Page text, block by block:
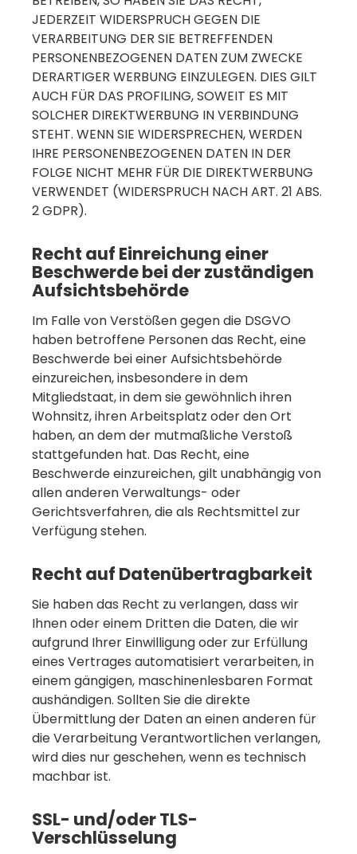
JEDERZEIT WIDERSPRUCH GEGEN DIE
VERARBEITUNG DER SIE BETREFFENDEN
PERSONENBEZOGENEN DATEN ZUM ZWECKE
DERARTIGER WERBUNG EINZULEGEN. DIES GILT
AUCH FÜR DAS PROFILING, SOWEIT ES MIT
SOLCHER DIREKTWERBUNG IN VERBINDUNG
STEHT. WENN SIE WIDERSPRECHEN, WERDEN
IHRE PERSONENBEZOGENEN DATEN IN DER
FOLGE NICHT MEHR FÜR DIE DIREKTWERBUNG
VERWENDET (WIDERSPRUCH NACH ART. 21 ABS.
2 GDPR).
Recht auf Einreichung einer
Beschwerde bei der zuständigen
Aufsichtsbehörde
Im Falle von Verstößen gegen die DSGVO
haben betroffene Personen das Recht, eine
Beschwerde bei einer Aufsichtsbehörde
einzureichen, insbesondere in dem
Mitgliedstaat, in dem sie gewöhnlich ihren
Wohnsitz, ihren Arbeitsplatz oder den Ort
haben, an dem der mutmaßliche Verstoß
stattgefunden hat. Das Recht, eine
Beschwerde einzureichen, gilt unabhängig von
allen anderen Verwaltungs- oder
Gerichtsverfahren, die als Rechtsmittel zur
Verfügung stehen.
Recht auf Datenübertragbarkeit
Sie haben das Recht zu verlangen, dass wir
Ihnen oder einem Dritten die Daten, die wir
aufgrund Ihrer Einwilligung oder zur Erfüllung
eines Vertrages automatisiert verarbeiten, in
einem gängigen, maschinenlesbaren Format
aushändigen. Sollten Sie die direkte
Übermittlung der Daten an einen anderen für
die Verarbeitung Verantwortlichen verlangen,
wird dies nur geschehen, wenn es technisch
machbar ist.
SSL- und/oder TLS-
Verschlüsselung